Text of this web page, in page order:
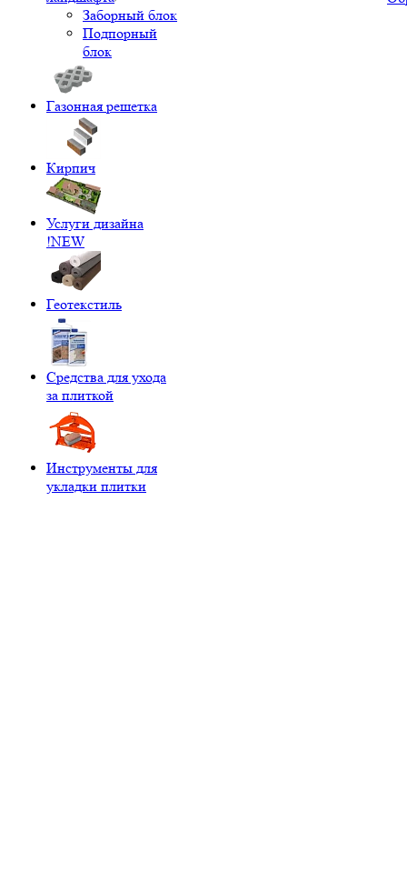
Заборный блок
Подпорный
блок
Газонная решетка
Кирпич
Услуги дизайна
!NEW
Геотекстиль
Средства для ухода
за плиткой
Инструменты для
укладки плитки